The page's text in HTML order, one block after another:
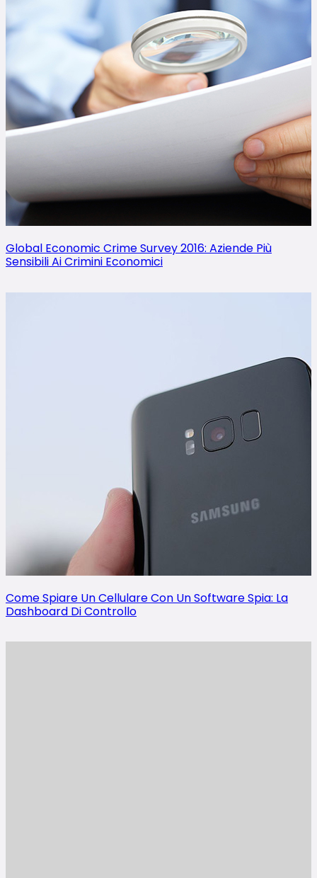
Global Economic Crime Survey 2016: Aziende Più
Sensibili Ai Crimini Economici
Come Spiare Un Cellulare Con Un Software Spia: La
Dashboard Di Controllo